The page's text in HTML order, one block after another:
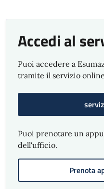
Accedi al
Puoi accedere a
tramite il servizio
Puoi prenotare un
dell'ufficio.
Prenota